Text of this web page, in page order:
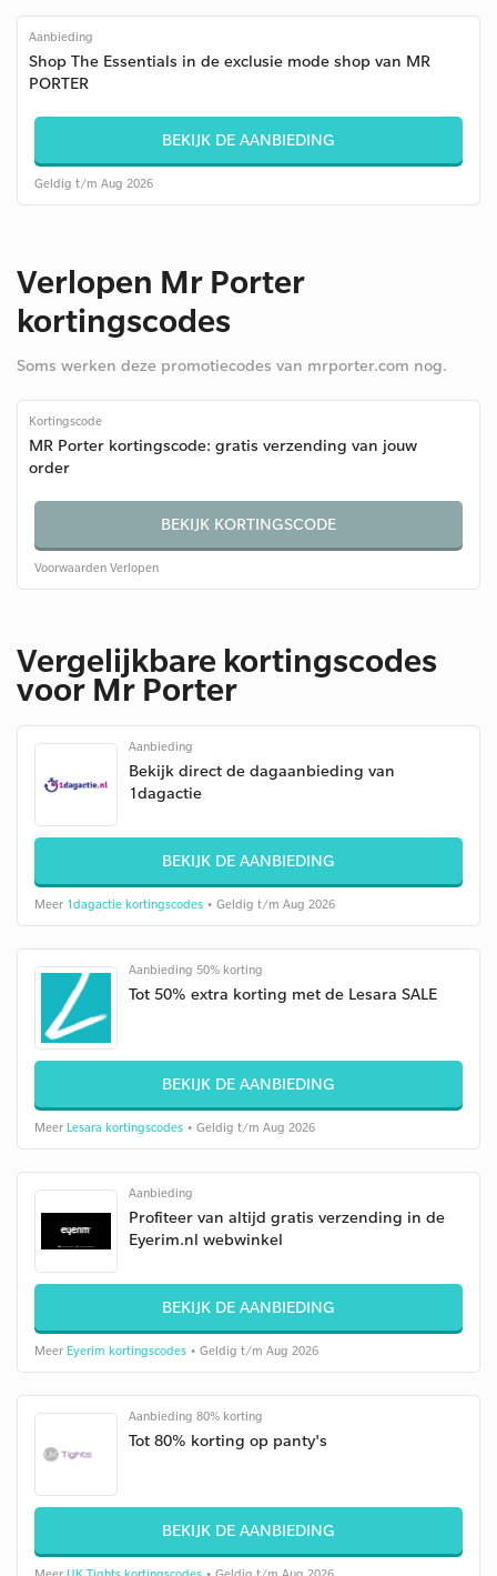
Aanbieding
Shop The Essentials in de exclusie mode shop van MR
PORTER
BEKIJK DE AANBIEDING
Geldig t/m Aug 2026
Verlopen Mr Porter
kortingscodes
Soms werken deze promotiecodes van mrporter.com nog.
Kortingscode
MR Porter kortingscode: gratis verzending van jouw
order
BEKIJK KORTINGSCODE
Voorwaarden Verlopen
Vergelijkbare kortingscodes
voor Mr Porter
Aanbieding
Bekijk direct de dagaanbieding van
1dagactie
BEKIJK DE AANBIEDING
Meer 1dagactie kortingscodes • Geldig t/m Aug 2026
Aanbieding 50% korting
Tot 50% extra korting met de Lesara SALE
BEKIJK DE AANBIEDING
Meer Lesara kortingscodes • Geldig t/m Aug 2026
Aanbieding
Profiteer van altijd gratis verzending in de
Eyerim.nl webwinkel
BEKIJK DE AANBIEDING
Meer Eyerim kortingscodes • Geldig t/m Aug 2026
Aanbieding 80% korting
Tot 80% korting op panty's
BEKIJK DE AANBIEDING